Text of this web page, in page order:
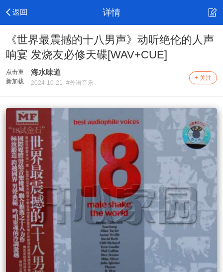
详情
《世界最震撼的十八男声》动听绝伦的人声
响宴 发烧友必修天碟[WAV+CUE]
点击重
新加载
海水味道
2024-10-21 #外语音乐
+ 关注